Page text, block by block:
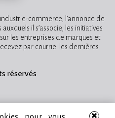
commerce, l’annonce de
il s’associe, les initiatives
les entreprises de marques et
par courriel les dernières
réservés